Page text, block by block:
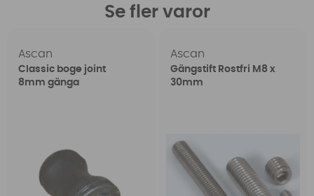
Se fler varor
Ascan
Classic boge joint
8mm gänga
Ascan
Gängstift Rostfri M8 x
30mm